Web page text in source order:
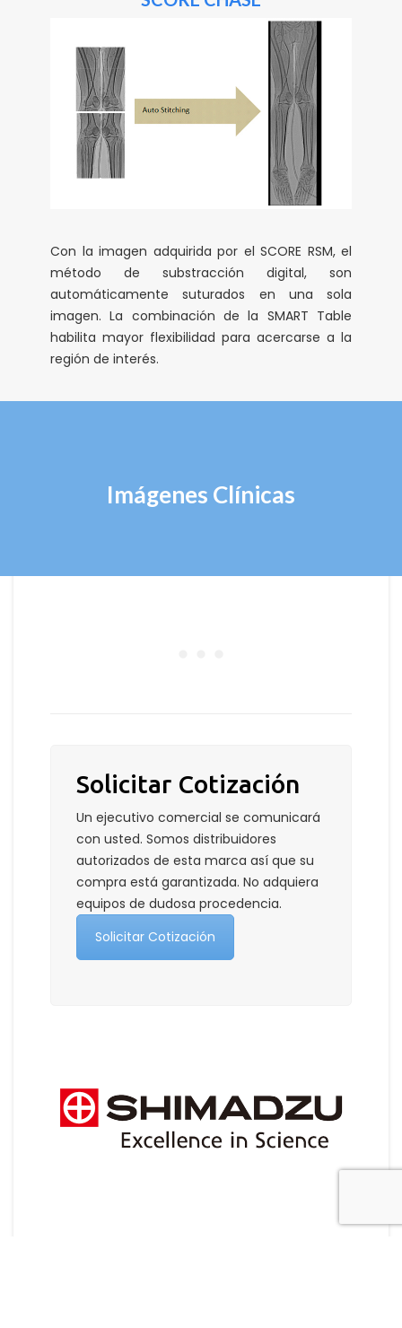
Con la imagen adquirida por el SCORE RSM, el
método de substracción digital, son
automáticamente suturados en una sola
imagen. La combinación de la SMART Table
habilita mayor flexibilidad para acercarse a la
región de interés.
Imágenes Clínicas
Solicitar Cotización
Un ejecutivo comercial se comunicará
con usted. Somos distribuidores
autorizados de esta marca así que su
compra está garantizada. No adquiera
equipos de dudosa procedencia.
Solicitar Cotización